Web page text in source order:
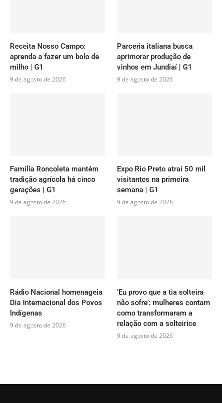
Receita Nosso Campo:
aprenda a fazer um bolo de
milho | G1
9 de agosto de 2026
Parceria italiana busca
aprimorar produção de
vinhos em Jundiaí | G1
9 de agosto de 2026
Família Roncoleta mantém
tradição agrícola há cinco
gerações | G1
9 de agosto de 2026
Expo Rio Preto atrai 50 mil
visitantes na primeira
semana | G1
9 de agosto de 2026
Rádio Nacional homenageia
Dia Internacional dos Povos
Indígenas
9 de agosto de 2026
‘Eu provo que a tia solteira
não sofre’: mulheres contam
como transformaram a
relação com a solteirice
9 de agosto de 2026